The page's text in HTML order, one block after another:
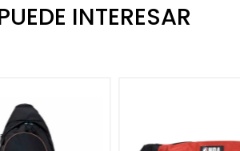
INTERESAR